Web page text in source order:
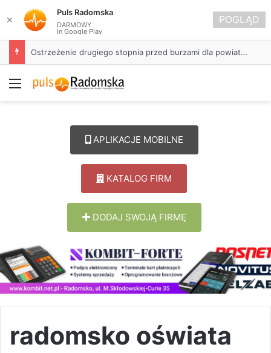
Ostrzeżenie drugiego stopnia przed burzami dla powiatu radomszczańskiego
Menu
APLIKACJE MOBILNE
KATALOG FIRM
DODAJ SWOJĄ FIRMĘ
radomsko oświata
✕
Puls Radomska
DARMOWY
In Google Play
POGLĄD